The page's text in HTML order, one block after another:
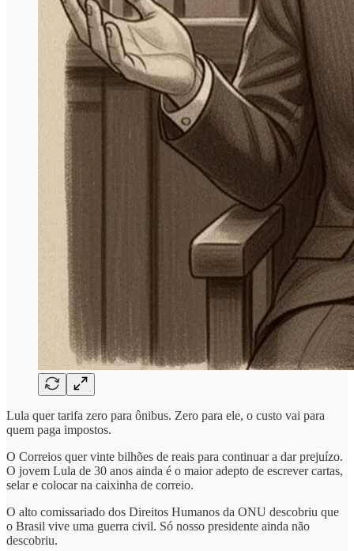
Lula quer tarifa zero para ônibus. Zero para ele, o custo vai para
quem paga impostos.
O Correios quer vinte bilhões de reais para continuar a dar prejuízo.
O jovem Lula de 30 anos ainda é o maior adepto de escrever cartas,
selar e colocar na caixinha de correio.
O alto comissariado dos Direitos Humanos da ONU descobriu que
o Brasil vive uma guerra civil. Só nosso presidente ainda não
descobriu.